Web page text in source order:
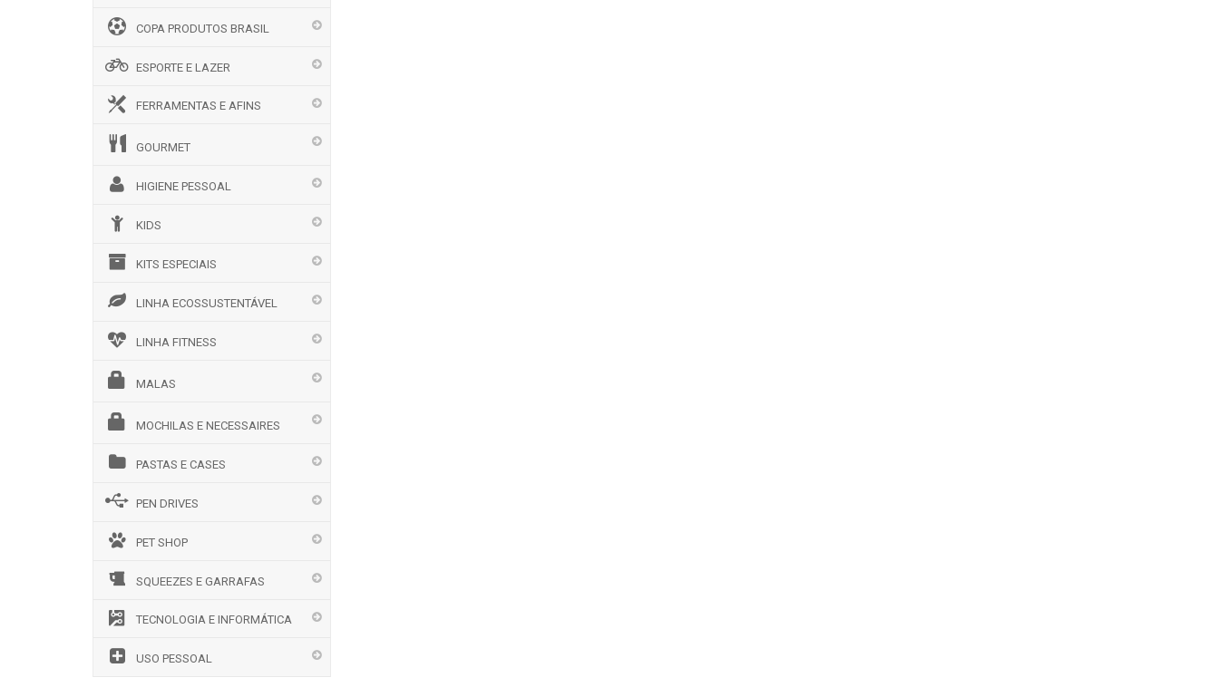
COPA PRODUTOS BRASIL
ESPORTE E LAZER
FERRAMENTAS E AFINS
GOURMET
HIGIENE PESSOAL
KIDS
KITS ESPECIAIS
LINHA ECOSSUSTENTÁVEL
LINHA FITNESS
MALAS
MOCHILAS E NECESSAIRES
PASTAS E CASES
PEN DRIVES
PET SHOP
SQUEEZES E GARRAFAS
TECNOLOGIA E INFORMÁTICA
USO PESSOAL